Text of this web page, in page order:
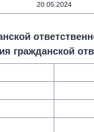
20.05.2024
гражданской